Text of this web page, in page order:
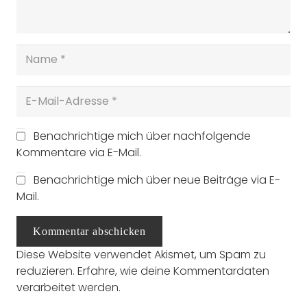
Benachrichtige mich über nachfolgende
Kommentare via E-Mail.
Benachrichtige mich über neue Beiträge via E-
Mail.
Kommentar abschicken
Diese Website verwendet Akismet, um Spam zu
reduzieren. Erfahre, wie deine Kommentardaten
verarbeitet werden.